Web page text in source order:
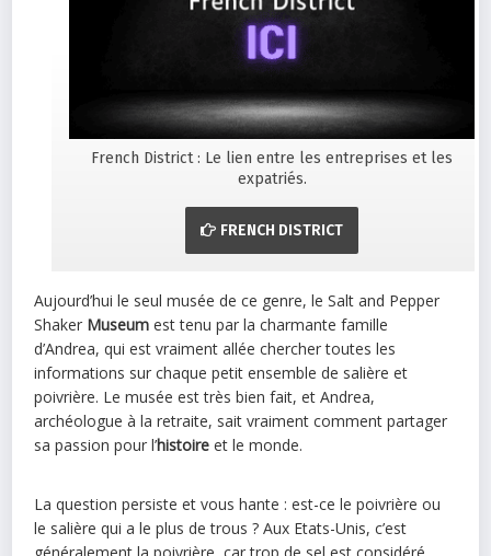
French District : Le lien entre les entreprises et les
expatriés.
FRENCH DISTRICT
Aujourd’hui le seul musée de ce genre, le Salt and Pepper
Shaker Museum est tenu par la charmante famille
d’Andrea, qui est vraiment allée chercher toutes les
informations sur chaque petit ensemble de salière et
poivrière. Le musée est très bien fait, et Andrea,
archéologue à la retraite, sait vraiment comment partager
sa passion pour l’histoire et le monde.
La question persiste et vous hante : est-ce le poivrière ou
le salière qui a le plus de trous ? Aux Etats-Unis, c’est